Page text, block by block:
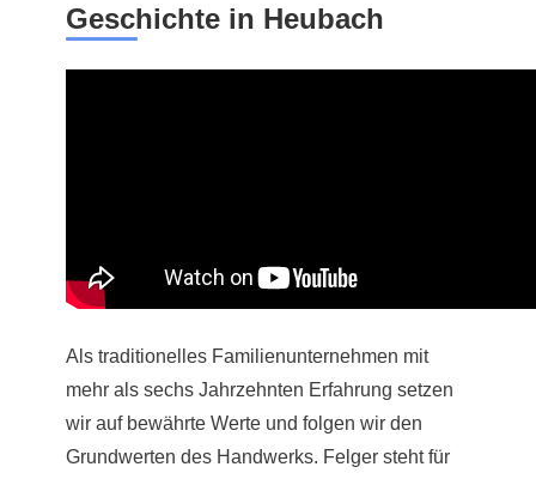
Geschichte in Heubach
Als traditionelles Familienunternehmen mit
mehr als sechs Jahrzehnten Erfahrung setzen
wir auf bewährte Werte und folgen wir den
Grundwerten des Handwerks. Felger steht für